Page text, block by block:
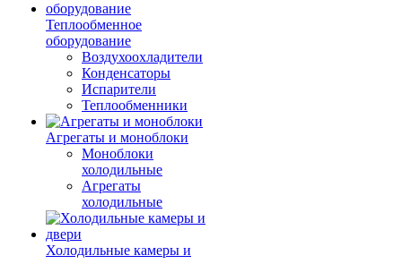
Теплообменное
оборудование
Воздухоохладители
Конденсаторы
Испарители
Теплообменники
Агрегаты и моноблоки
Моноблоки
холодильные
Агрегаты
холодильные
Холодильные камеры и